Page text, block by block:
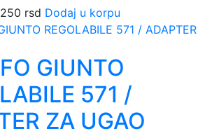
rsd Dodaj u korpu
GIUNTO
571 /
ZA UGAO